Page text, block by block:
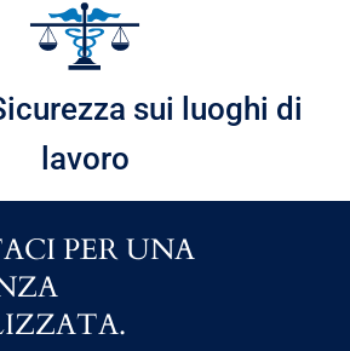
sui luoghi di
lavoro
PER UNA